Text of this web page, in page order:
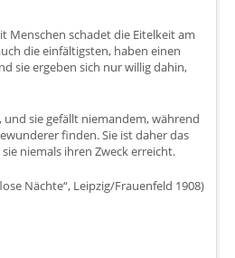
Menschen schadet die Eitelkeit am
die einfältigsten, haben einen
sie ergeben sich nur willig dahin,
sie gefällt niemandem, während
finden. Sie ist daher das
niemals ihren Zweck erreicht.
Nächte“, Leipzig/Frauenfeld 1908)